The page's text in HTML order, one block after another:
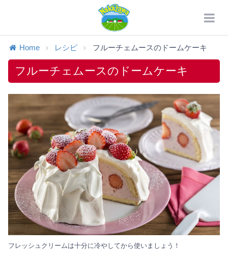
Home レシピ フルーチェムースのドームケーキ
フルーチェムースのドームケーキ
フレッシュクリームは十分に冷やしてから使いましょう！